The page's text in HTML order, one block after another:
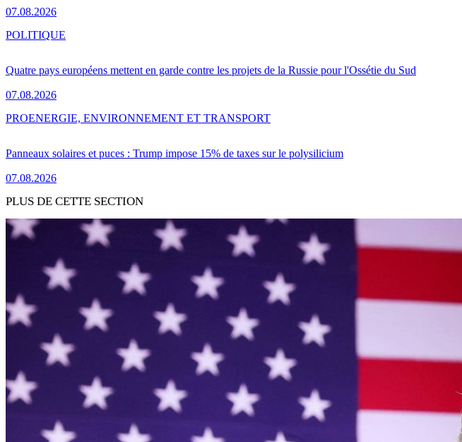
07.08.2026
Quatre pays européens mettent en garde contre les projets de la Russie pour l'Ossétie du Sud
07.08.2026
POLITIQUE
Panneaux solaires et puces : Trump impose 15% de taxes sur le polysilicium
07.08.2026
PROENERGIE, ENVIRONNEMENT ET TRANSPORT
PLUS DE CETTE SECTION